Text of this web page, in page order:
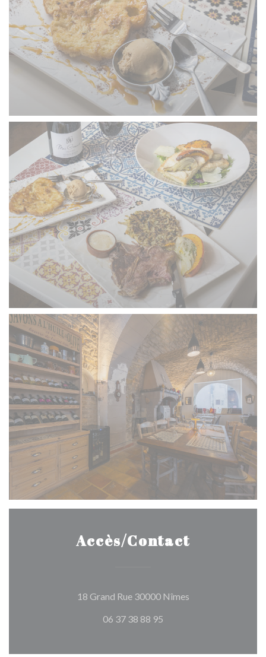
Accès/Contact
18 Grand Rue 30000 Nîmes((ouvre une
06 37 38 88 95